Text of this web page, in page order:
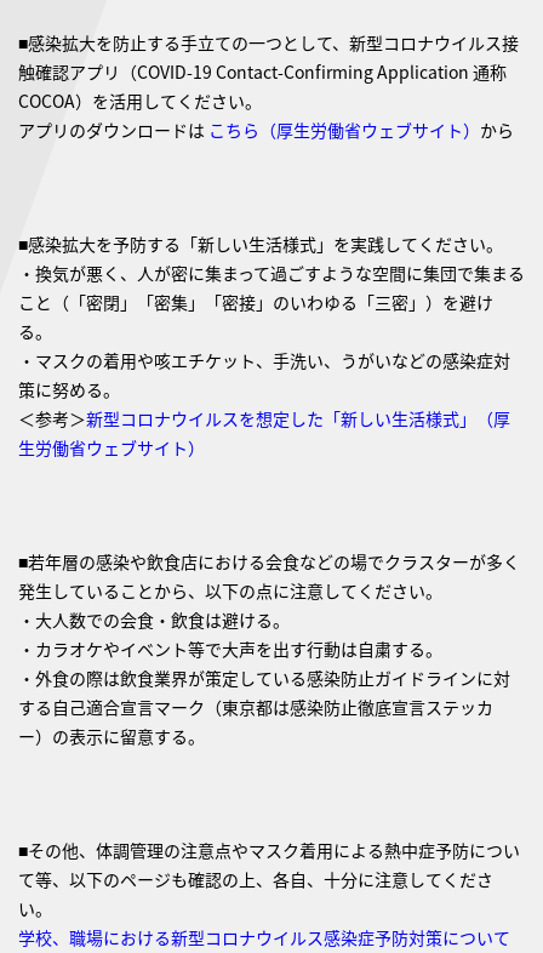
■感染拡大を防止する手立ての一つとして、新型コロナウイルス接
触確認アプリ（COVID-19 Contact-Confirming Application 通称
COCOA）を活用してください。
アプリのダウンロードは こちら（厚生労働省ウェブサイト） から
■感染拡大を予防する「新しい生活様式」を実践してください。
・換気が悪く、人が密に集まって過ごすような空間に集団で集まる
こと（「密閉」「密集」「密接」のいわゆる「三密」）を避け
る。
・マスクの着用や咳エチケット、手洗い、うがいなどの感染症対
策に努める。
＜参考＞新型コロナウイルスを想定した「新しい生活様式」（厚
生労働省ウェブサイト）
■若年層の感染や飲食店における会食などの場でクラスターが多く
発生していることから、以下の点に注意してください。
・大人数での会食・飲食は避ける。
・カラオケやイベント等で大声を出す行動は自粛する。
・外食の際は飲食業界が策定している感染防止ガイドラインに対
する自己適合宣言マーク（東京都は感染防止徹底宣言ステッカ
ー）の表示に留意する。
■その他、体調管理の注意点やマスク着用による熱中症予防につい
て等、以下のページも確認の上、各自、十分に注意してくださ
い。
学校、職場における新型コロナウイルス感染症予防対策について